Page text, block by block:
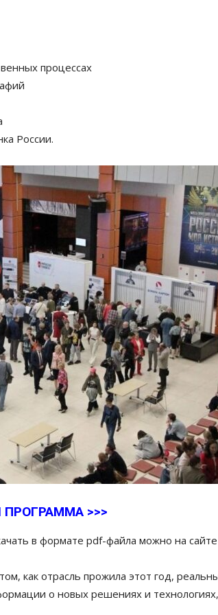
процессах
России.
>>>
в формате pdf-файла можно на сайте
как отрасль прожила этот год,
о новых решениях и